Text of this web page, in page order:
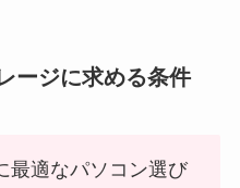
ージに求める条件
最適なパソコン選び